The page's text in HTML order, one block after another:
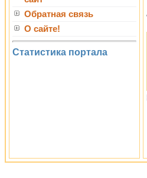
Обратная связь
О сайте!
Статистика портала